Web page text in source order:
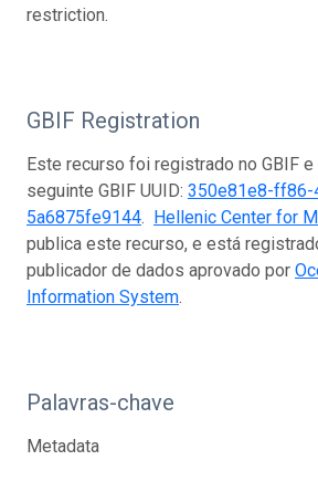
restriction.
GBIF Registration
Este recurso foi registrado no GBIF e
seguinte GBIF UUID: 350e81e8-ff86-
5a6875fe9144. Hellenic Center for
publica este recurso, e está
publicador de dados aprovado por
Information System.
Palavras-chave
Metadata